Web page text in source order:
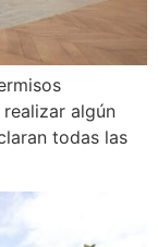
algún
todas las